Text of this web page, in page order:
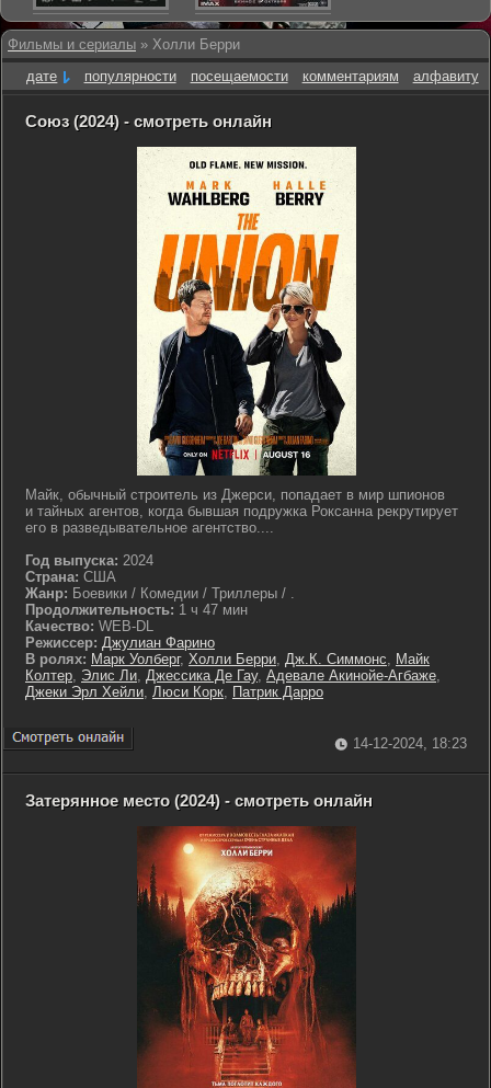
Фильмы и сериалы » Холли Берри
дате
популярности посещаемости комментариям алфавиту
Союз (2024) - смотреть онлайн
Майк, обычный строитель из Джерси, попадает в мир шпионов
и тайных агентов, когда бывшая подружка Роксанна рекрутирует
его в разведывательное агентство....
Год выпуска: 2024
Страна: США
Жанр: Боевики / Комедии / Триллеры / .
Продолжительность: 1 ч 47 мин
Качество: WEB-DL
Режиссер: Джулиан Фарино
В ролях: Марк Уолберг, Холли Берри, Дж.К. Симмонс, Майк
Колтер, Элис Ли, Джессика Де Гау, Адевале Акинойе-Агбаже,
Джеки Эрл Хейли, Люси Корк, Патрик Дарро
14-12-2024, 18:23
Затерянное место (2024) - смотреть онлайн